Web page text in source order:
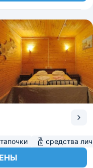
тапочки средства